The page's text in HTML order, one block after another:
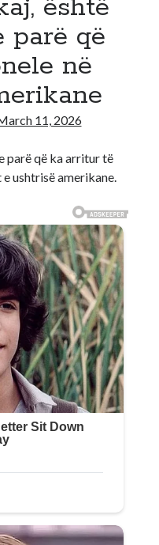
është
parë që
në
11, 2026
parë që ka arritur të
ushtrisë amerikane.